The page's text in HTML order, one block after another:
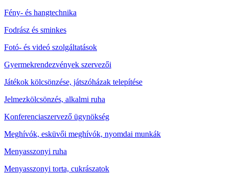
Fény- és hangtechnika
Fodrász és sminkes
Fotó- és videó szolgáltatások
Gyermekrendezvények szervezői
Játékok kölcsönzése, játszóházak telepítése
Jelmezkölcsönzés, alkalmi ruha
Konferenciaszervező ügynökség
Meghívók, esküvői meghívók, nyomdai munkák
Menyasszonyi ruha
Menyasszonyi torta, cukrászatok